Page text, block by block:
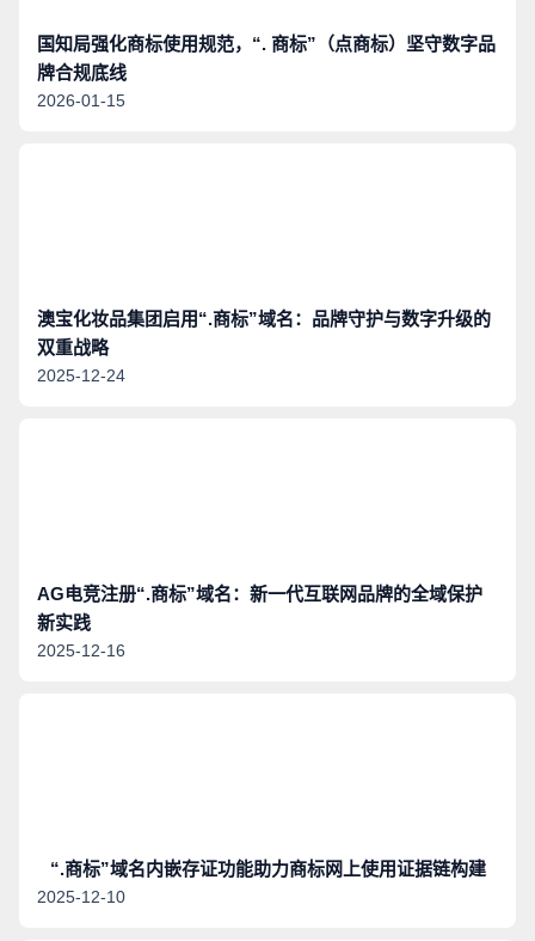
国知局强化商标使用规范，“. 商标”（点商标）坚守数字品
牌合规底线
2026-01-15
澳宝化妆品集团启用“.商标”域名：品牌守护与数字升级的
双重战略
2025-12-24
AG电竞注册“.商标”域名：新一代互联网品牌的全域保护
新实践
2025-12-16
“.商标”域名内嵌存证功能助力商标网上使用证据链构建
2025-12-10